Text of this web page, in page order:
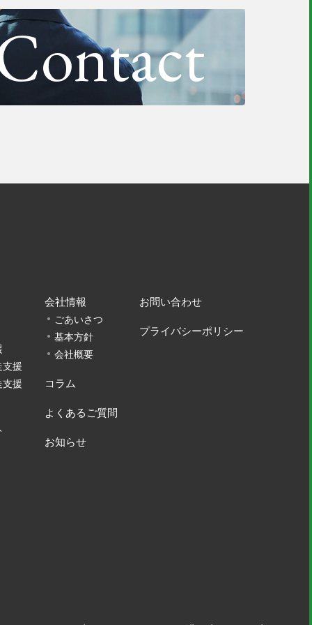
ー」
援
援
会社情報
ごあいさつ
基本方針
会社概要
コラム
よくあるご質問
お知らせ
お問い合わせ
プライバシーポリシー